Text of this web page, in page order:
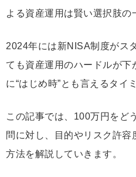
よる資産運用は賢い選択肢の
2024年には新NISA制度がス
ても資産運用のハードルが下
に“はじめ時”とも言えるタイ
この記事では、100万円をど
問に対し、目的やリスク許容
方法を解説していきます。